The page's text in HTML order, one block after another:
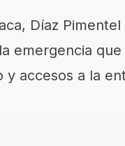
Díaz
emergencia que
accesos a la